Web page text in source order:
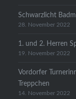
Schwarzlicht
28. November 2022
1. und 2. Herren
19. November 2022
Vordorfer
Treppchen
14. November 2022